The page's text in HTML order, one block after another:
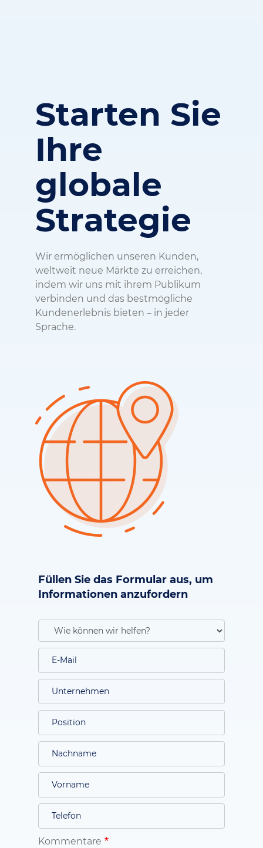
Starten Sie
Ihre
globale
Strategie
Wir ermöglichen unseren Kunden,
weltweit neue Märkte zu erreichen,
indem wir uns mit ihrem Publikum
verbinden und das bestmögliche
Kundenerlebnis bieten – in jeder
Sprache.
Füllen Sie das Formular aus, um
Informationen anzufordern
Kommentare